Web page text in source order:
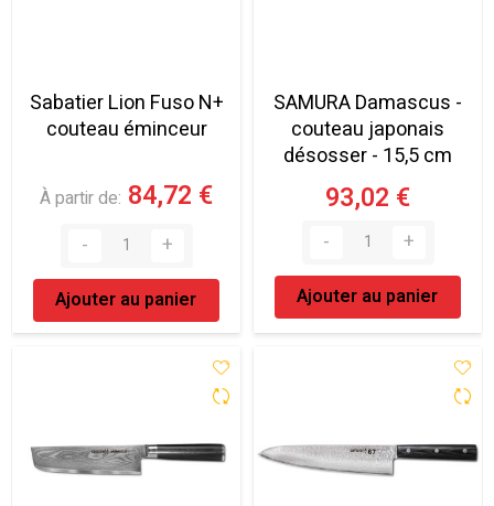
Sabatier Lion Fuso N+
couteau éminceur
À partir de 84,72 €
Ajouter au panier
SAMURA Damascus -
couteau japonais
désosser - 15,5 cm
93,02 €
Ajouter au panier